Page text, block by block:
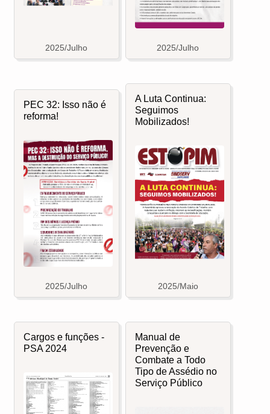
2025/Julho 2025/Julho
PEC 32: Isso não é
reforma!
2025/Julho
A Luta Continua:
Seguimos
Mobilizados!
2025/Maio
Cargos e funções -
PSA 2024
Manual de
Prevenção e
Combate a Todo
Tipo de Assédio no
Serviço Público